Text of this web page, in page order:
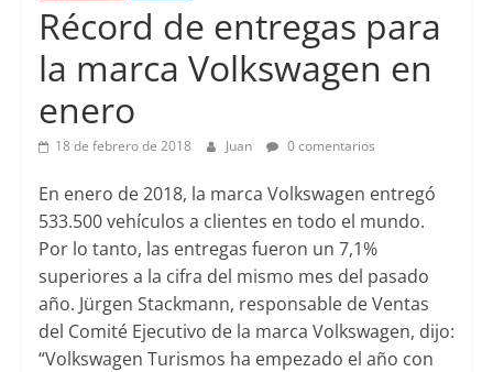
Récord de entregas para
la marca Volkswagen en
enero
18 de febrero de 2018 Juan 0 comentarios
En enero de 2018, la marca Volkswagen entregó
533.500 vehículos a clientes en todo el mundo.
Por lo tanto, las entregas fueron un 7,1%
superiores a la cifra del mismo mes del pasado
año. Jürgen Stackmann, responsable de Ventas
del Comité Ejecutivo de la marca Volkswagen, dijo:
“Volkswagen Turismos ha empezado el año con